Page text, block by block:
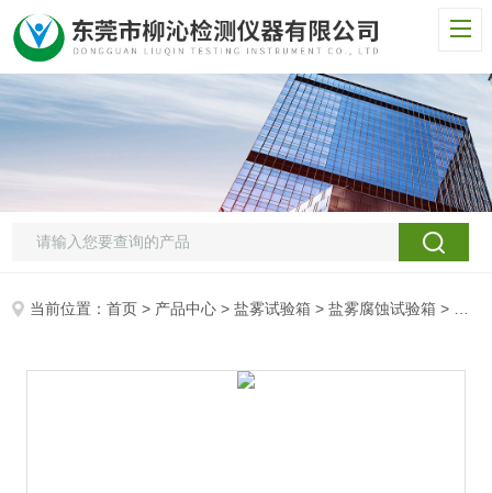
当前位置：首页 > 产品中心 >盐雾试验箱 >盐雾腐蚀试验箱 > 可程式盐雾试验箱